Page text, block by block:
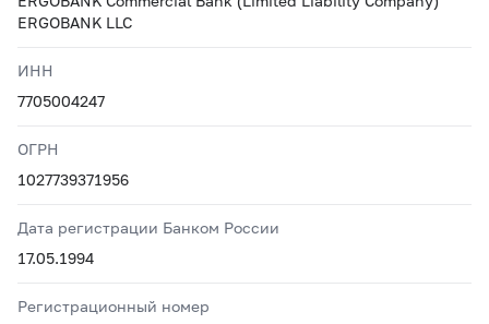
ERGOBANK LLC
ИНН
7705004247
ОГРН
1027739371956
Дата регистрации Банком России
17.05.1994
Регистрационный номер